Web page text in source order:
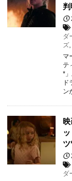
判
ダ
ズ
マ
テ
*
ン
ダ